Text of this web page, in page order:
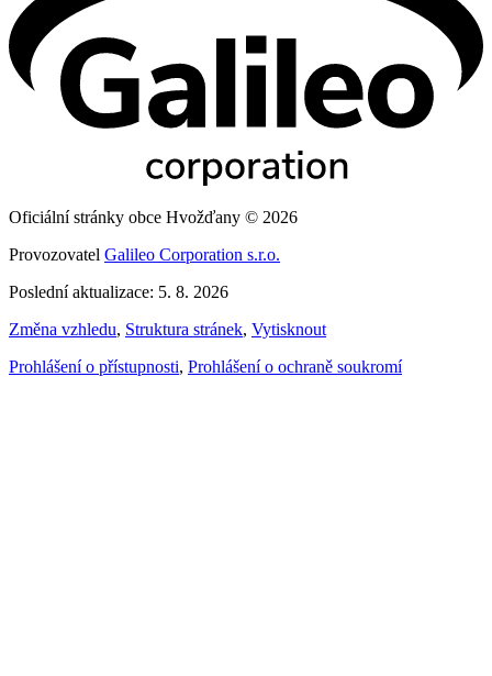
Oficiální stránky obce Hvožďany © 2026
Provozovatel Galileo Corporation s.r.o.
Poslední aktualizace: 5. 8. 2026
Změna vzhledu, Struktura stránek, Vytisknout
Prohlášení o přístupnosti, Prohlášení o ochraně soukromí